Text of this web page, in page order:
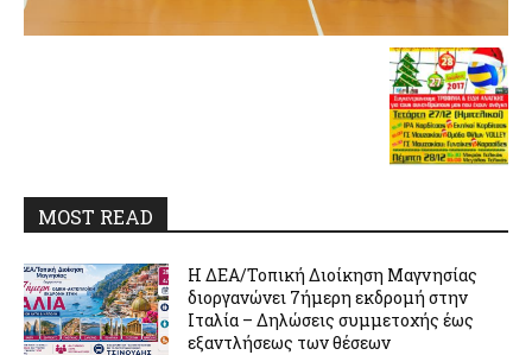
MOST READ
Η ΔΕΑ/Τοπική Διοίκηση Μαγνησίας
διοργανώνει 7ήμερη εκδρομή στην
Ιταλία – Δηλώσεις συμμετοχής έως
εξαντλήσεως των θέσεων